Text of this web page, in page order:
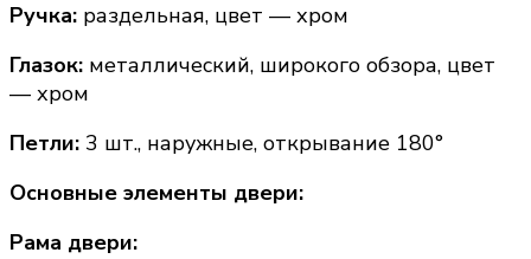
Ручка: раздельная, цвет — хром
Глазок: металлический, широкого обзора, цвет
— хром
Петли: 3 шт., наружные, открывание 180°
Основные элементы двери:
Рама двери: